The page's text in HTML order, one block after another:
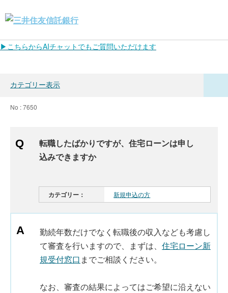
▶こちらからAIチャットでもご質問いただけます
カテゴリー表示
No : 7650
転職したばかりですが、住宅ローンは申し
込みできますか
カテゴリー： 新規申込の方
勤続年数だけでなく転職後の収入なども考慮し
て審査を行いますので、まずは、 住宅ローン新
規受付窓口 までご相談ください。
なお、審査の結果によってはご希望に沿えない